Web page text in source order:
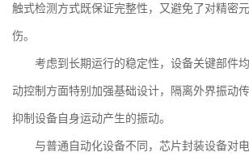
触式检测方式既保证完整性，又避免了对精密
伤。
考虑到长期运行的稳定性，设备关键部件
动控制方面特别加强基础设计，隔离外界振动
抑制设备自身运动产生的振动。
与普通自动化设备不同，芯片封装设备对